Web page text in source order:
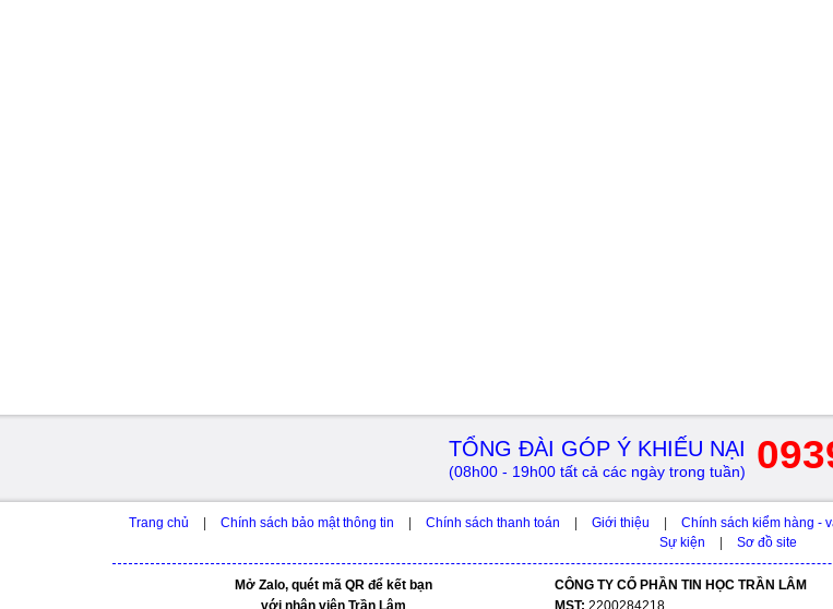
TỔNG ĐÀI GÓP Ý KHIẾU NẠI
(08h00 - 19h00 tất cả các ngày trong tuần)
Trang chủ Chính sách bảo mật thông tin Chính sách thanh toán Giới thiệu Chính sách kiểm hàng -
Sự kiện
Sơ đồ site
Mở Zalo, quét mã QR để kết bạn
CÔNG TY CỔ PHẦN TIN HỌC TRẦN LÂM